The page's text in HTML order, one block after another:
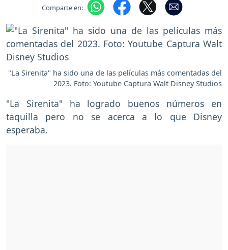
Comparte en:
"La Sirenita" ha sido una de las películas más comentadas del
2023. Foto: Youtube Captura Walt Disney Studios
"La Sirenita" ha logrado buenos números en
taquilla pero no se acerca a lo que Disney
esperaba.